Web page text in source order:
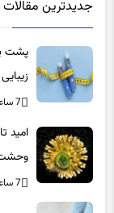
جدیدترین مقالات
پشت
زیبایی
امید
وحشت